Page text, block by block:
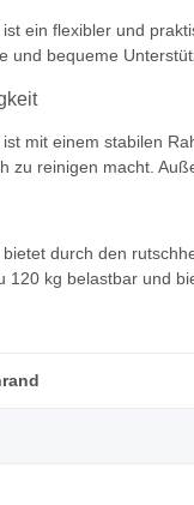
ein flexibler und
und bequeme
mit einem stabilen
zu reinigen macht.
durch den
120 kg belastbar und